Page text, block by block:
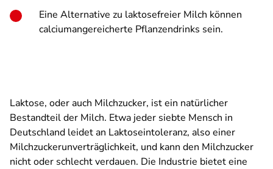
Eine Alternative zu laktosefreier Milch können
calciumangereicherte Pflanzendrinks sein.
Laktose, oder auch Milchzucker, ist ein natürlicher
Bestandteil der Milch. Etwa jeder siebte Mensch in
Deutschland leidet an Laktoseintoleranz, also einer
Milchzuckerunverträglichkeit, und kann den Milchzucker
nicht oder schlecht verdauen. Die Industrie bietet eine